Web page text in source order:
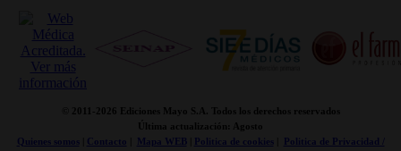
© 2011- 2026 Ediciones Mayo S.A. Todos los derechos reservados
Última actualización: Agosto
Quienes somos| Contacto Mapa WEB| Politica de cookies|
Politica de Privacidad /